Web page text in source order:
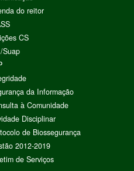
do reitor
CS
Suap
da Informação
à Comunidade
Disciplinar
de Biossegurança
2012-2019
de Serviços